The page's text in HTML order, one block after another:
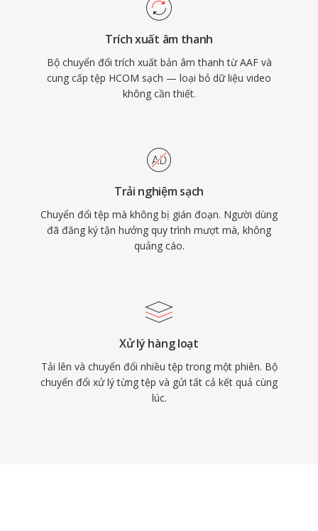
Trích xuất âm thanh
Bộ chuyển đổi trích xuất bản âm thanh từ AAF và
cung cấp tệp HCOM sạch — loại bỏ dữ liệu video
không cần thiết.
Trải nghiệm sạch
Chuyển đổi tệp mà không bị gián đoạn. Người dùng
đã đăng ký tận hưởng quy trình mượt mà, không
quảng cáo.
Xử lý hàng loạt
Tải lên và chuyển đổi nhiều tệp trong một phiên. Bộ
chuyển đổi xử lý từng tệp và gửi tất cả kết quả cùng
lúc.